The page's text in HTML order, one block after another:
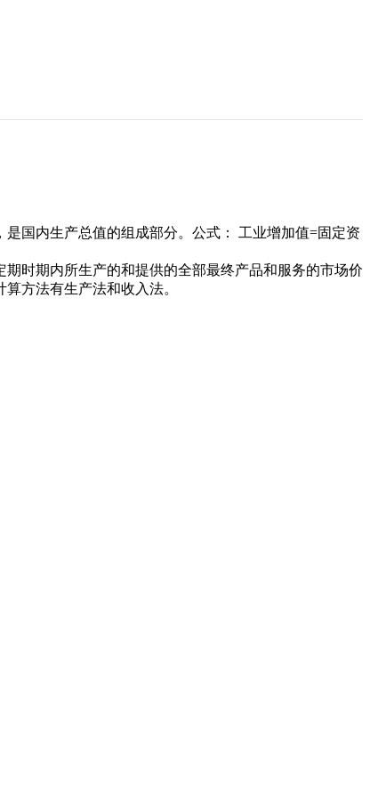
国内生产总值的组成部分。公式： 工业增加值=固定资
时期内所生产的和提供的全部最终产品和服务的市场价
方法有生产法和收入法。